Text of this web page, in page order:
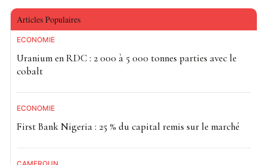
Articles Populaires
ECONOMIE
Uranium en RDC : 2 000 à 5 000 tonnes parties avec le
cobalt
ECONOMIE
First Bank Nigeria : 25 % du capital remis sur le marché